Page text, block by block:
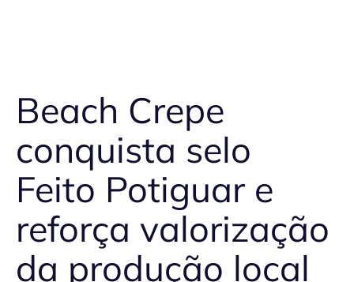
Beach Crepe
conquista selo
Feito Potiguar e
reforça valorização
da produção local